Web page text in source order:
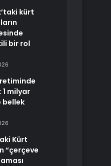
kürt
bir rol
1 milyar
bellek
Kürt
“çerçeve